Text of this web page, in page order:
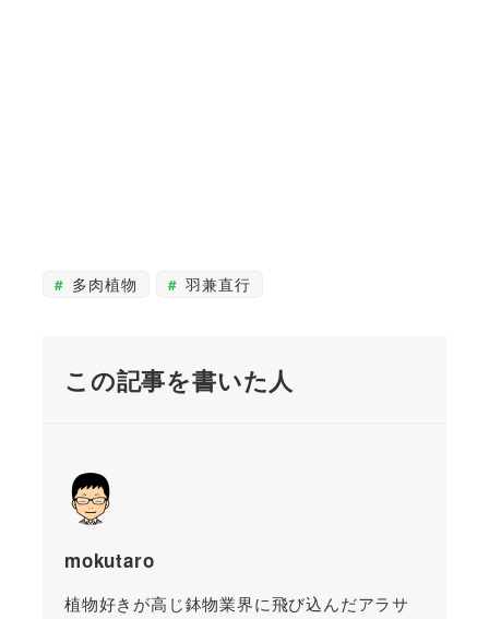
多肉植物 羽兼直行
この記事を書いた人
mokutaro
植物好きが高じ鉢物業界に飛び込んだアラサ